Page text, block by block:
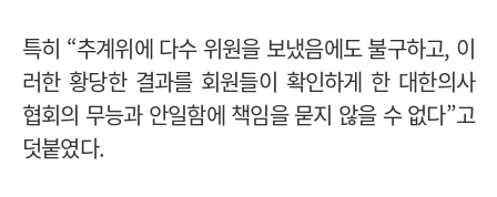
특히 “추계위에 다수 위원을 보냈음에도 불구하고, 이
러한 황당한 결과를 회원들이 확인하게 한 대한의사
협회의 무능과 안일함에 책임을 묻지 않을 수 없다”고
덧붙였다.